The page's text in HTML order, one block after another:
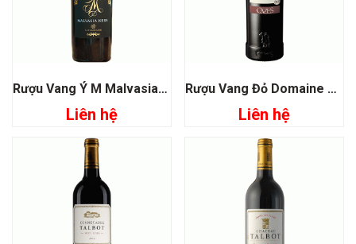
Rượu Vang Ý M Malvasia Nera San Marzano
Liên hệ
Rượu Vang Đỏ Domaine Cazes Le Canon Du Marechal
Liên hệ